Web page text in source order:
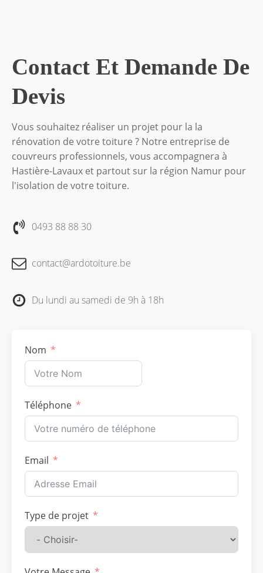
Contact Et Demande De
Devis
Vous souhaitez réaliser un projet pour la la
rénovation de votre toiture ? Notre entreprise de
couvreurs professionnels, vous accompagnera à
Hastière-Lavaux et partout sur la région Namur pour
l'isolation de votre toiture.
0493 88 88 30
contact@ardotoiture.be
Du lundi au samedi de 9h à 18h
Nom
Téléphone
Email
Type de projet